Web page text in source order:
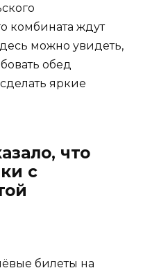
комбината ждут
можно увидеть,
обед
яркие
что
с
билеты на